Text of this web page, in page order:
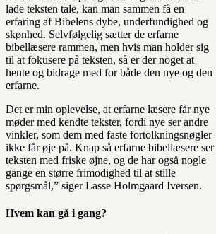
lade teksten tale, kan man sammen få en
erfaring af Bibelens dybe, underfundighed og
skønhed. Selvfølgelig sætter de erfarne
bibellæsere rammen, men hvis man holder sig
til at fokusere på teksten, så er der noget at
hente og bidrage med for både den nye og den
erfarne.
Det er min oplevelse, at erfarne læsere får nye
møder med kendte tekster, fordi nye ser andre
vinkler, som dem med faste fortolkningsnøgler
ikke får øje på. Knap så erfarne bibellæsere ser
teksten med friske øjne, og de har også nogle
gange en større frimodighed til at stille
spørgsmål,” siger Lasse Holmgaard Iversen.
Hvem kan gå i gang?